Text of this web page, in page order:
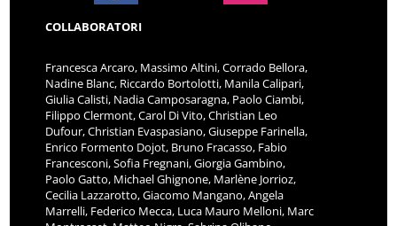
COLLABORATORI
Francesca Arcaro, Massimo Altini, Corrado Bellora,
Nadine Blanc, Riccardo Bortolotti, Manila Calipari,
Giulia Calisti, Nadia Camposaragna, Paolo Ciambi,
Filippo Clermont, Carol Di Vito, Christian Leo
Dufour, Christian Evaspasiano, Giuseppe Farinella,
Enrico Formento Dojot, Bruno Fracasso, Fabio
Francesconi, Sofia Fregnani, Giorgia Gambino,
Paolo Gatto, Michael Ghignone, Marlène Jorrioz,
Cecilia Lazzarotto, Giacomo Mangano, Angela
Marrelli, Federico Mecca, Luca Mauro Melloni, Marc